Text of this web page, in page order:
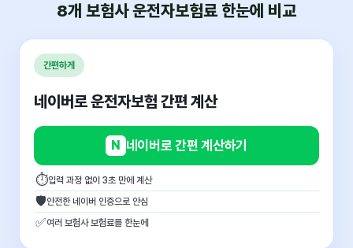
8개 보험사운전자보험료 한눈에 비교
간편하게
네이버로 운전자보험 간편 계산
N 네이버로 간편 계산하기
⏱입력 과정 없이 3초 만에 계산
🛡안전한 네이버 인증으로 안심
✅여러 보험사 보험료를 한눈에